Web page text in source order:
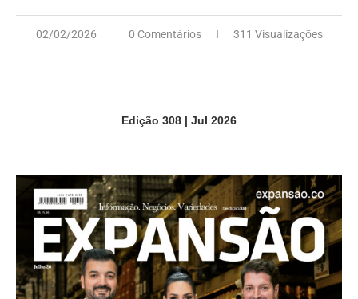
02/02/2026 0 Comentários 311 Visualizações
Edição 308 | Jul 2026